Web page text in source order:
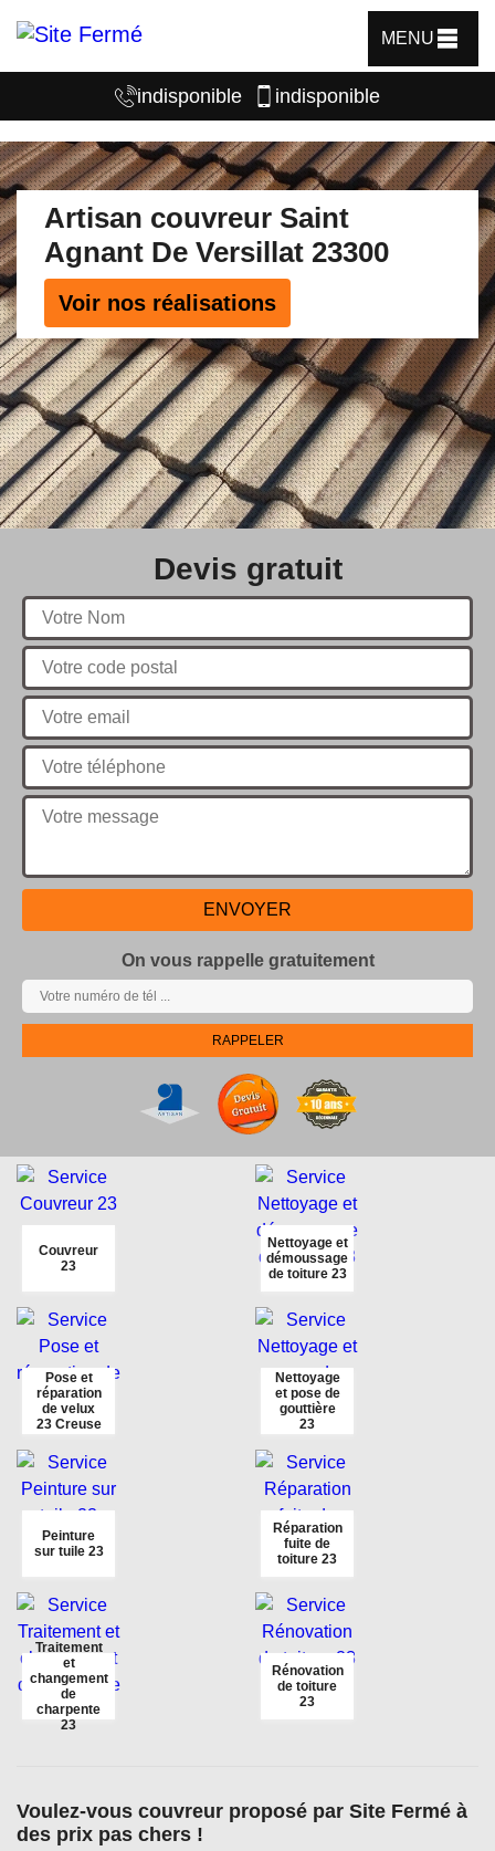
MENU
indisponible indisponible
Artisan couvreur Saint
Agnant De Versillat 23300
Voir nos réalisations
Devis gratuit
On vous rappelle gratuitement
Couvreur
23
Nettoyage et
démoussage
de toiture 23
Pose et
réparation
de velux
23 Creuse
Nettoyage
et pose de
gouttière
23
Peinture
sur tuile 23
Réparation
fuite de
toiture 23
Traitement
et
changement
de
charpente
23
Rénovation
de toiture
23
Voulez-vous couvreur proposé par Site Fermé à
des prix pas chers !